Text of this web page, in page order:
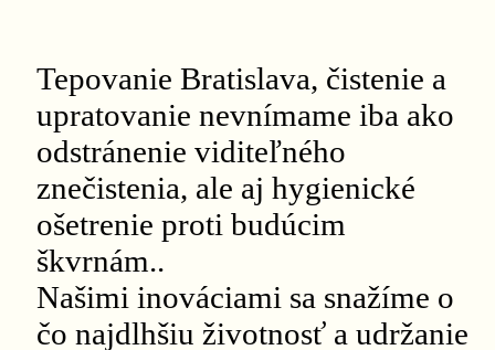
Tepovanie Bratislava, čistenie a
upratovanie nevnímame iba ako
odstránenie viditeľného
znečistenia, ale aj hygienické
ošetrenie proti budúcim
škvrnám..
Našimi inováciami sa snažíme o
čo najdlhšiu životnosť a udržanie